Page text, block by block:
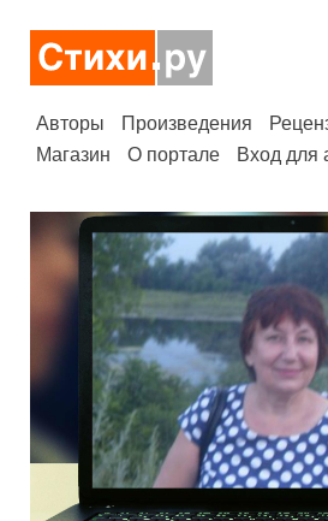
Авторы Произведения
Магазин
О портале Вход для